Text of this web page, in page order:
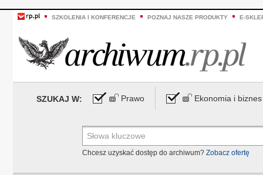
SZKOLENIA I KONFERENCJE POZNAJ NASZE PRODUKTY E-
SZUKAJ W: Prawo Ekonomia i biznes
Chcesz uzyskać dostęp do archiwum? Zobacz ofertę